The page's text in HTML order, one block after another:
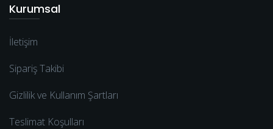
Kurumsal
İletişim
Sipariş Takibi
Gizlilik ve Kullanım Şartları
Teslimat Koşulları